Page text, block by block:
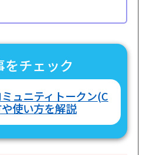
をチェック
ュニティトークン(C
使い方を解説